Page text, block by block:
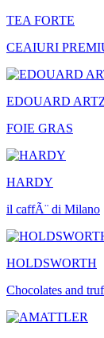
TEA FORTE
CEAIURI
EDOUARD
FOIE GRAS
HARDY
il caffÃ¨ di Milano
HOLDSWORTH
Chocolates and